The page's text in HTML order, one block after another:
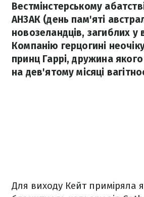
Вестмінстерському
АНЗАК (день пам'яті
новозеландців, загиблих у
Компанію герцогині
принц Гаррі, дружина
на дев'ятому місяці
Для виходу Кейт приміряла